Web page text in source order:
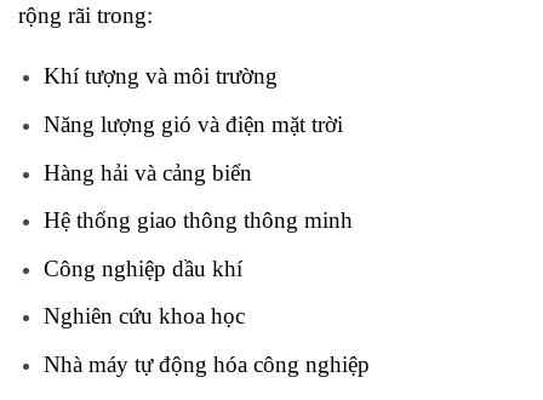
rộng rãi trong:
Khí tượng và môi trường
Năng lượng gió và điện mặt trời
Hàng hải và cảng biển
Hệ thống giao thông thông minh
Công nghiệp dầu khí
Nghiên cứu khoa học
Nhà máy tự động hóa công nghiệp